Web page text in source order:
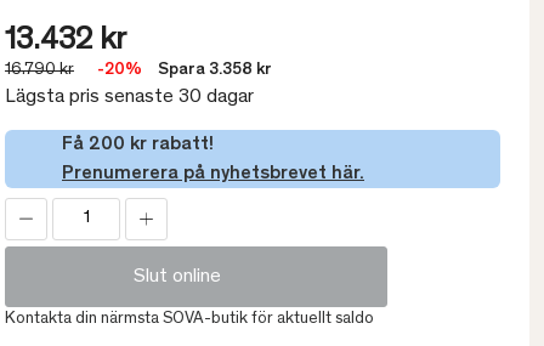
13.432 kr
16.790 kr -20% Spara 3.358 kr
Lägsta pris senaste 30 dagar
Få 200 kr rabatt!
Prenumerera på nyhetsbrevet här.
Slut online
Kontakta din närmsta SOVA-butik för aktuellt saldo